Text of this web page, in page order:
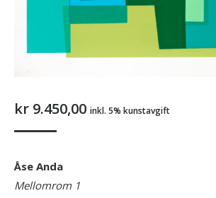
kr 9.450,00 inkl. 5% kunstavgift
Åse Anda
Mellomrom 1